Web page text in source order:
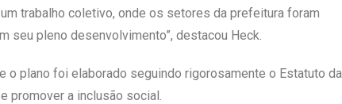
trabalho coletivo, onde os setores da prefeitura foram
seu pleno desenvolvimento”, destacou Heck.
o plano foi elaborado seguindo rigorosamente o Estatuto da
promover a inclusão social.